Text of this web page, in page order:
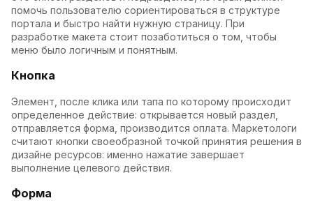
помочь пользователю сориентироваться в структуре
портала и быстро найти нужную страницу. При
разработке макета стоит позаботиться о том, чтобы
меню было логичным и понятным.
Кнопка
Элемент, после клика или тапа по которому происходит
определенное действие: открывается новый раздел,
отправляется форма, производится оплата. Маркетологи
считают кнопки своеобразной точкой принятия решения в
дизайне ресурсов: именно нажатие завершает
выполнение целевого действия.
Форма